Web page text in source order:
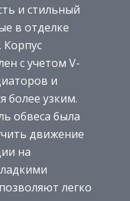
и стильный
в отделке
Корпус
с учетом V-
и
более узким.
обвеса была
движение
на
легко